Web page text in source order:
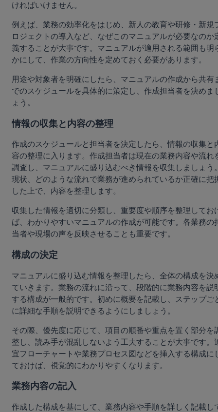
ければいけません。
例えば、業務の効率化をはじめ、新人の教育や研修・新規
ロジェクトの導入など、なぜこのマニュアルが必要なのか
義することが大事です。マニュアルが適用される範囲も明
かにして、作業の方向性を定めておく必要があります。
用途や対象者を明確にしたら、マニュアルの作成から共有
でのスケジュールを具体的に策定し、作成担当者を決めま
ょう。
情報の収集と内容の整理
作成のスケジュールと担当者を決定したら、情報の収集と
容の整理に入ります。作成担当者は現在の業務内容や流れ
調査し、マニュアルに盛り込むべき情報を収集しましょう
現状、どのような流れで業務が進められているか正確に把
した上で、内容を整理します。
収集した情報を適切に分類し、重要度や順序を整理してお
ば、わかりやすいマニュアルの作成が可能です。各業務の
当者や現場の声を反映させることも重要です。
構成の決定
マニュアルに盛り込む情報を整理したら、全体の構成を決
ていきます。業務の流れに沿って、段階的に業務内容を説
する構成が一般的です。初めに概要を記載し、ステップご
に詳細な手順を説明できるようにしましょう。
その際、優先度に応じて、項目の順番や重点を置く部分を
整し、読み手が混乱しないよう工夫することが大事です。
宜フローチャートや業務プロセス図などを挿入する構成に
ておけば、視覚的にわかりやすくなります。
業務内容の記入
作成した構成を基にして、業務内容や手順を詳しく記載し